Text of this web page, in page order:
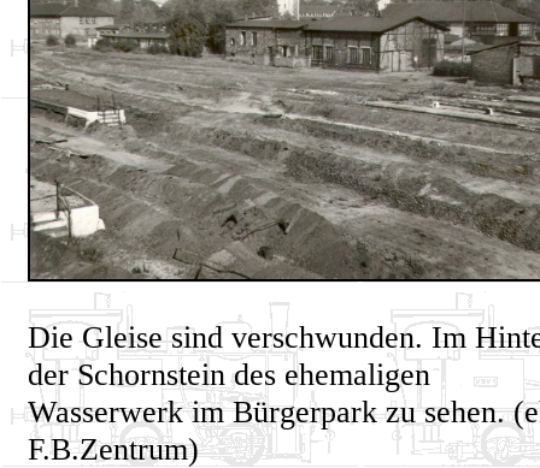
Die Gleise sind verschwunden. Im
der Schornstein des ehemaligen
Wasserwerk im Bürgerpark zu sehen.
F.B.Zentrum)